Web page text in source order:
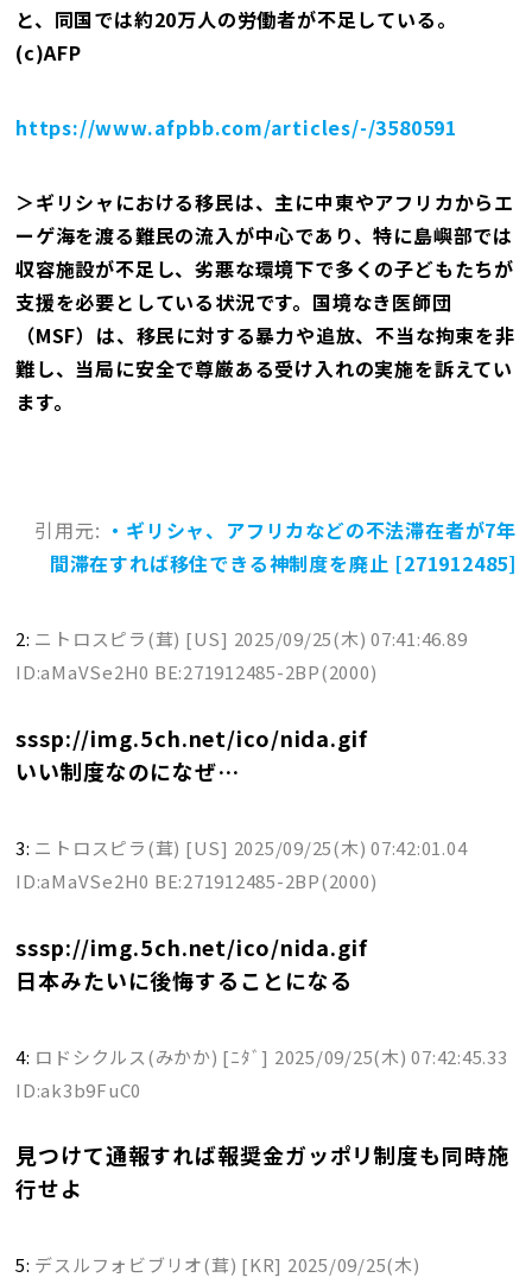
と、同国では約20万人の労働者が不足している。
(c)AFP
https://www.afpbb.com/articles/-/3580591
＞ギリシャにおける移民は、主に中東やアフリカからエ
ーゲ海を渡る難民の流入が中心であり、特に島嶼部では
収容施設が不足し、劣悪な環境下で多くの子どもたちが
支援を必要としている状況です。国境なき医師団
（MSF）は、移民に対する暴力や追放、不当な拘束を非
難し、当局に安全で尊厳ある受け入れの実施を訴えてい
ます。
引用元: ・ギリシャ、アフリカなどの不法滞在者が7年
間滞在すれば移住できる神制度を廃止 [271912485]
2: ニトロスピラ(茸) [US] 2025/09/25(木) 07:41:46.89
ID:aMaVSe2H0 BE:271912485-2BP(2000)
sssp://img.5ch.net/ico/nida.gif
いい制度なのになぜ…
3: ニトロスピラ(茸) [US] 2025/09/25(木) 07:42:01.04
ID:aMaVSe2H0 BE:271912485-2BP(2000)
sssp://img.5ch.net/ico/nida.gif
日本みたいに後悔することになる
4: ロドシクルス(みかか) [ﾆﾀﾞ] 2025/09/25(木) 07:42:45.33
ID:ak3b9FuC0
見つけて通報すれば報奨金ガッポリ制度も同時施
行せよ
5: デスルフォビブリオ(茸) [KR] 2025/09/25(木)